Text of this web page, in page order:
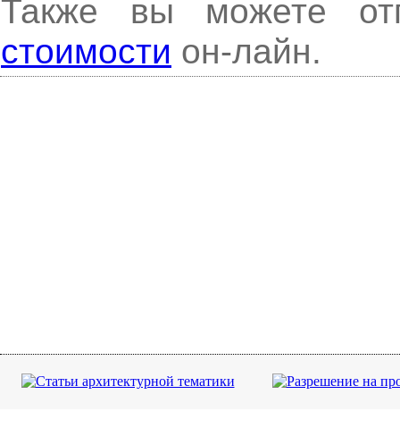
Также вы можете
стоимости он-лайн.